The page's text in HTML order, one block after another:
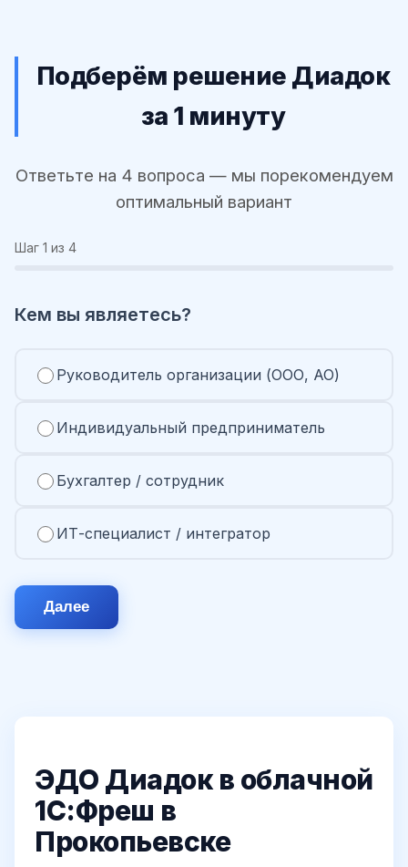
Подберём решение Диадок
за 1 минуту
Ответьте на 4 вопроса — мы порекомендуем
оптимальный вариант
Шаг 1 из 4
Кем вы являетесь?
Руководитель организации (ООО, АО)
Индивидуальный предприниматель
Бухгалтер / сотрудник
ИТ-специалист / интегратор
Далее
ЭДО Диадок в облачной
1С:Фреш в
Прокопьевске